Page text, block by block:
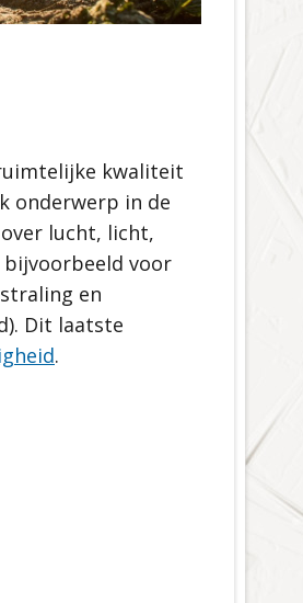
en erfgoed
kwaliteit
onderwerp in de
lucht, licht,
voor
en
Dit laatste
.